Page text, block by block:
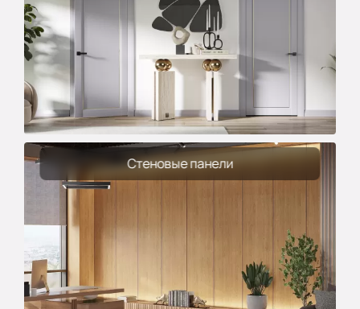
Стеновые панели